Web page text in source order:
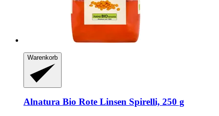
Warenkorb
Alnatura Bio Rote Linsen Spirelli, 250 g